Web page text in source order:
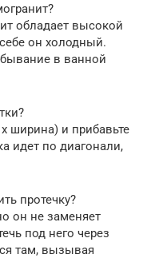
обладает высокой
он холодный.
в ванной
ширина) и прибавьте
идет по диагонали,
протечку?
он не заменяет
под него через
там, вызывая